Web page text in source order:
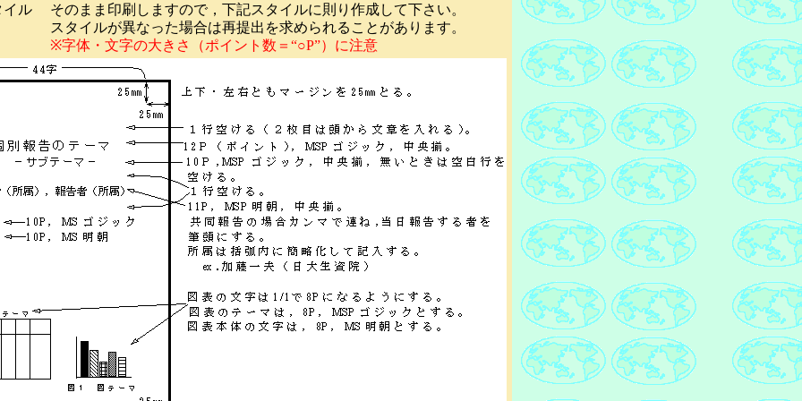
ル
そのまま印刷しますので，下記スタイルに則り作成して下さい。
スタイルが異なった場合は再提出を求められることがあります。
※字体・文字の大きさ（ポイント数＝“○P”）に注意